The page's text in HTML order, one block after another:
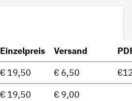
Einzelpreis Versand
€ 19,50 € 6,50
€ 19,50
€ 9,00